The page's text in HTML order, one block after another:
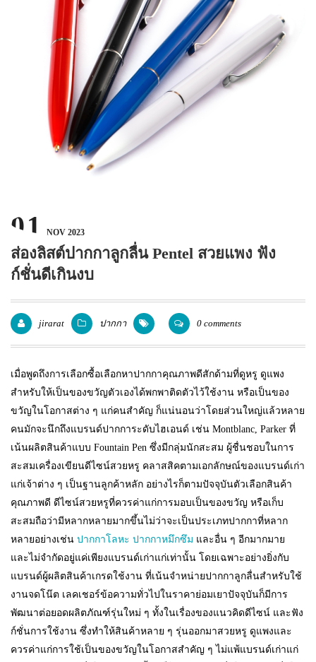
ปากกาลบได้
ปากกาเคมี
ปากกา Quantum NEW
ดินสอไม้
ถุงผ้า กระเป๋าผ้า
สมุดโน้ต และอื่นๆ
แพคเกจปากกา
01 NOV 2023
ส่องลิสต์ปากกาลูกลื่น Pentel สวยแพง ฟัง
ก์ชั่นดีเกินงบ
jirarat ปากกา 0 comments
เมื่อพูดถึงการเลือกซื้อเลือกหาปากกาคุณภาพดีสักด้ามที่ดูหรู ดูแพง
สำหรับให้เป็นของขวัญตัวเองได้พกพาติดตัวไว้ใช้งาน หรือเป็นของ
ขวัญในโอกาสต่าง ๆ แก่คนสำคัญ ก็แน่นอนว่าโดยส่วนใหญ่แล้วหลาย
คนมักจะนึกถึงแบรนด์ปากการะดับไฮเอนด์ เช่น Montblanc, Parker ที่
เน้นผลิตสินค้าแบบ Fountain Pen ซึ่งมีกลุ่มนักสะสม ผู้ชื่นชอบในการ
สะสมเครื่องเขียนดีไซน์สวยหรู คลาสสิคตามเอกลักษณ์ของแบรนด์เก่า
แก่เจ้าต่าง ๆ เป็นฐานลูกค้าหลัก อย่างไรก็ตามปัจจุบันตัวเลือกสินค้า
คุณภาพดี ดีไซน์สวยหรูที่ควรค่าแก่การมอบเป็นของขวัญ หรือเก็บ
สะสมถือว่ามีหลากหลายมากขึ้นไม่ว่าจะเป็นประเภทปากกาที่หลาก
หลายอย่างเช่น ปากกาโลหะ ปากกาหมึกซึม และอื่น ๆ อีกมากมาย
และไม่จำกัดอยู่แค่เพียงแบรนด์เก่าแก่เท่านั้น โดยเฉพาะอย่างยิ่งกับ
แบรนด์ผู้ผลิตสินค้าเกรดใช้งาน ที่เน้นจำหน่ายปากกาลูกลื่นสำหรับใช้
งานจดโน๊ต เลคเชอร์ข้อความทั่วไปในราคาย่อมเยาปัจจุบันก็มีการ
พัฒนาต่อยอดผลิตภัณฑ์รุ่นใหม่ ๆ ทั้งในเรื่องของแนวคิดดีไซน์ และฟัง
ก์ชั่นการใช้งาน ซึ่งทำให้สินค้าหลาย ๆ รุ่นออกมาสวยหรู ดูแพงและ
ควรค่าแก่การใช้เป็นของขวัญในโอกาสสำคัญ ๆ ไม่แพ้แบรนด์เก่าแก่